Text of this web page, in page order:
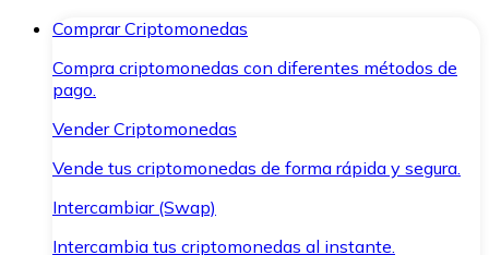
Comprar Criptomonedas
Compra criptomonedas con diferentes métodos de
pago.
Vender Criptomonedas
Vende tus criptomonedas de forma rápida y segura.
Intercambiar (Swap)
Intercambia tus criptomonedas al instante.